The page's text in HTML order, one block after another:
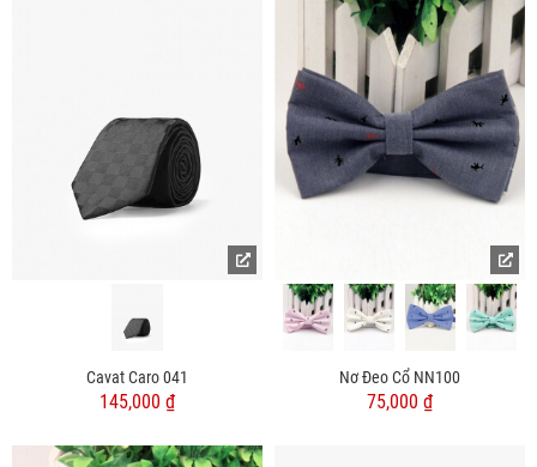
Cavat Caro 041
145,000 ₫
Nơ Đeo Cổ NN100
75,000 ₫